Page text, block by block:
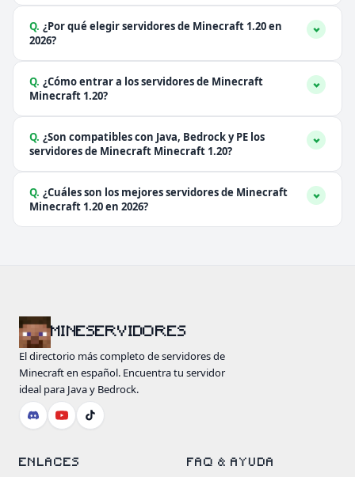
Q. ¿Por qué elegir servidores de Minecraft 1.20 en
2026?
Q. ¿Cómo entrar a los servidores de Minecraft
Minecraft 1.20?
Q. ¿Son compatibles con Java, Bedrock y PE los
servidores de Minecraft Minecraft 1.20?
Q. ¿Cuáles son los mejores servidores de Minecraft
Minecraft 1.20 en 2026?
MINESERVIDORES
El directorio más completo de servidores de
Minecraft en español. Encuentra tu servidor
ideal para Java y Bedrock.
ENLACES FAQ & AYUDA